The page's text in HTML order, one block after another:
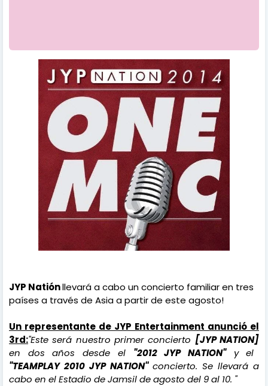
JYP Natiónllevará a cabo un concierto familiar en tres
países a través de Asia a partir de este agosto!
Un representante de JYP Entertainment anunció el
3rd:"Este será nuestro primer concierto [JYP NATION]
en dos años desde el "2012 JYP NATION"y el
"TEAMPLAY 2010 JYP NATION'' concierto. Se llevará a
cabo en el Estadio de Jamsil de agosto del 9 al 10. "